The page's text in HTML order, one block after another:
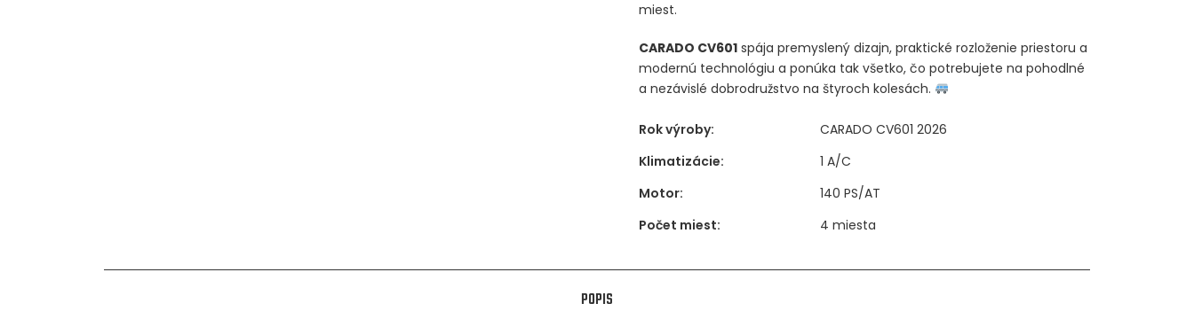
miest.
CARADO CV601 spája premyslený dizajn, praktické rozloženie priestoru a
modernú technológiu a ponúka tak všetko, čo potrebujete na pohodlné
a nezávislé dobrodružstvo na štyroch kolesách.
Rok výroby:
CARADO CV601 2026
Klimatizácie:
1 A/C
Motor:
140 PS/AT
Počet miest:
4 miesta
POPIS